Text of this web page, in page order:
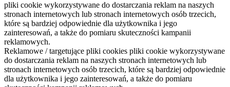
pliki cookie wykorzystywane do dostarczania reklam na naszych
stronach internetowych lub stronach internetowych osób trzecich,
które są bardziej odpowiednie dla użytkownika i jego
zainteresowań, a także do pomiaru skuteczności kampanii
reklamowych.
Reklamowe / targetujące pliki cookies pliki cookie wykorzystywane
do dostarczania reklam na naszych stronach internetowych lub
stronach internetowych osób trzecich, które są bardziej odpowiednie
dla użytkownika i jego zainteresowań, a także do pomiaru